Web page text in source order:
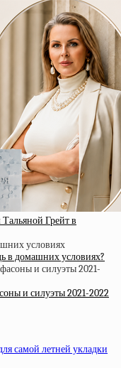
Тальяной Грейт в
в домашних условиях?
и силуэты 2021-2022
самой летней укладки